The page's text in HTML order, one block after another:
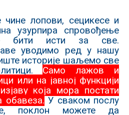
чине лопови, сецикесе и
узурпира спровођење
бити исти за све.
уводимо ред у нашу
историје шаљемо све
Само лажов и
или на јавној функцији
која мора постати
обавеза. У сваком послу
поклон можете да